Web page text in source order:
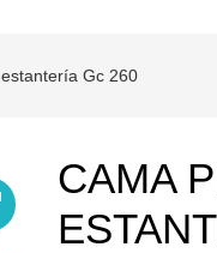
Gc 260
CAMA